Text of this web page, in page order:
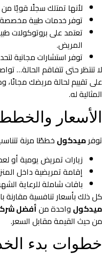
لأنها تمتلك سجلًا قويًا من
توفر خدمات طبية
تعتمد على بروتوكولات
المريض.
توفر استشارات مجانية
لا تنتظر حتى تتفاقم الحالة…
على تقييم لحالة مريضك مجانًا،
المثالية له.
الأسعار
توفر ميدكول خططًا مرنة
زيارات تمريض يومية أو
إقامة تمريضية داخل
باقات شاملة للرعاية
كل ذلك بأسعار تنافسية
ميدكول واحدة منأفضل
من حيث القيمة مقابل السعر.
خطوات بدء